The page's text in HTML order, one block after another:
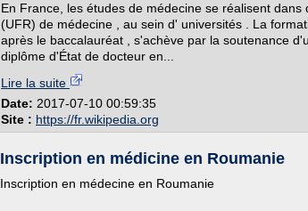
En France, les études de médecine se réalisent
(UFR) de médecine , au sein d' universités . La
après le baccalauréat , s'achève par la soutenance
diplôme d'État de docteur en...
Lire la suite
Date: 2017-07-10 00:59:35
Site : https://fr.wikipedia.org
Inscription en médicine en Roumanie
Inscription en médecine en Roumanie